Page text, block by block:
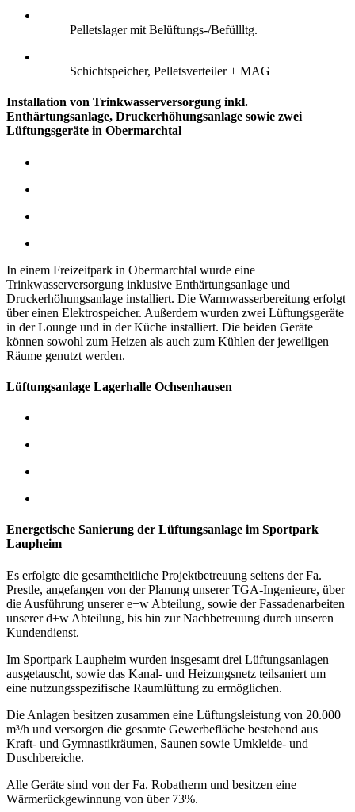
Pelletslager mit Belüftungs-/Befüllltg.
Schichtspeicher, Pelletsverteiler + MAG
Installation von Trinkwasserversorgung inkl.
Enthärtungsanlage, Druckerhöhungsanlage sowie zwei
Lüftungsgeräte in Obermarchtal
In einem Freizeitpark in Obermarchtal wurde eine
Trinkwasserversorgung inklusive Enthärtungsanlage und
Druckerhöhungsanlage installiert. Die Warmwasserbereitung erfolgt
über einen Elektrospeicher. Außerdem wurden zwei Lüftungsgeräte
in der Lounge und in der Küche installiert. Die beiden Geräte
können sowohl zum Heizen als auch zum Kühlen der jeweiligen
Räume genutzt werden.
Lüftungsanlage Lagerhalle Ochsenhausen
Energetische Sanierung der Lüftungsanlage im Sportpark
Laupheim
Es erfolgte die gesamtheitliche Projektbetreuung seitens der Fa.
Prestle, angefangen von der Planung unserer TGA-Ingenieure, über
die Ausführung unserer e+w Abteilung, sowie der Fassadenarbeiten
unserer d+w Abteilung, bis hin zur Nachbetreuung durch unseren
Kundendienst.
Im Sportpark Laupheim wurden insgesamt drei Lüftungsanlagen
ausgetauscht, sowie das Kanal- und Heizungsnetz teilsaniert um
eine nutzungsspezifische Raumlüftung zu ermöglichen.
Die Anlagen besitzen zusammen eine Lüftungsleistung von 20.000
m³/h und versorgen die gesamte Gewerbefläche bestehend aus
Kraft- und Gymnastikräumen, Saunen sowie Umkleide- und
Duschbereiche.
Alle Geräte sind von der Fa. Robatherm und besitzen eine
Wärmerückgewinnung von über 73%.